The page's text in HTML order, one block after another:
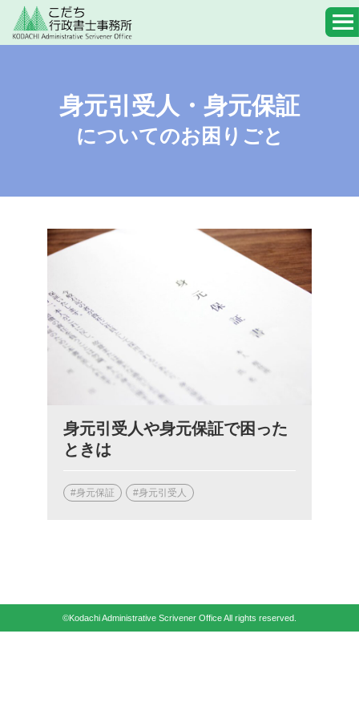
身元引受人・身元保証
についてのお困りごと
身元引受人や身元保証で困った
ときは
#身元保証 #身元引受人
©Kodachi Administrative Scrivener Office All rights reserved.